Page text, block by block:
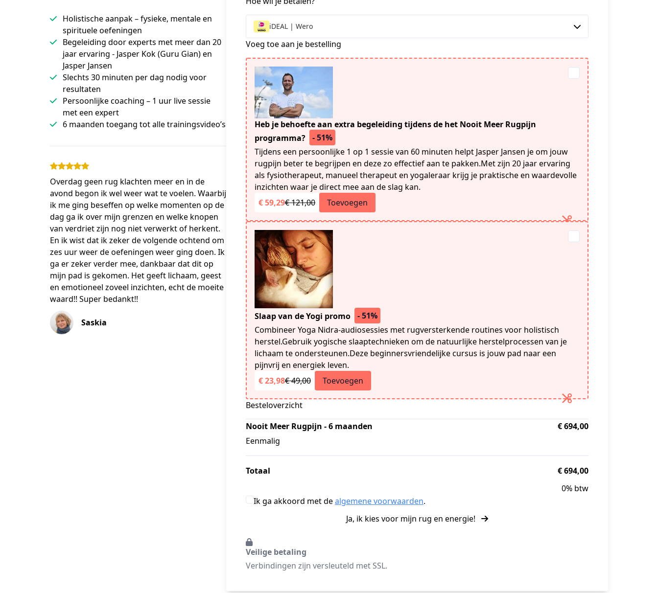
Holistische aanpak – fysieke, mentale en
spirituele oefeningen
Begeleiding door experts met meer dan 20
jaar ervaring - Jasper Kok (Guru Gian) en
Jasper Jansen
Slechts 30 minuten per dag nodig voor
resultaten
Persoonlijke coaching – 1 uur live sessie
met een expert
6 maanden toegang tot alle trainingsvideo’s
Overdag geen rug klachten meer en in de
avond begon ik wel weer wat te voelen. Waarbij
ik me ging beseffen op welke momenten op de
dag ga ik over mijn grenzen en welke knopen
van verdriet zijn nog niet verwerkt of herkent.
En ik wist dat ik zeker de volgende ochtend om
zes uur weer de oefeningen weer ging doen. Ik
ga er zeker verder mee, dankbaar dat dit op
mijn pad is gekomen. Het geeft lichaam, geest
en emotioneel zoveel inzichten, echt de moeite
waard!! Super bedankt!!
Saskia
iDEAL | Wero
Voeg toe aan je bestelling
Heb je behoefte aan extra begeleiding tijdens de het Nooit Meer Rugpijn
programma?
- 51%
⁠Tijdens een persoonlijke 1 op 1 sessie van 60 minuten helpt Jasper Jansen je om jouw
rugpijn beter te begrijpen en deze zo effectief aan te pakken.Met zijn 20 jaar ervaring
als fysiotherapeut, manueel therapeut en yogaleraar krijg je praktische en waardevolle
inzichten waar je direct mee aan de slag kan.
€ 59,29€ 121,00 Toevoegen
Slaap van de Yogi promo
- 51%
Combineer Yoga Nidra-audiosessies met rugversterkende routines voor holistisch
herstel.Gebruik yogische slaaptechnieken om de natuurlijke herstelprocessen van je
lichaam te ondersteunen.Deze beginnersvriendelijke cursus is jouw pad naar een
pijnvrij en energiek leven.
€ 23,98€ 49,00 Toevoegen
Besteloverzicht
Nooit Meer Rugpijn - 6 maanden
Eenmalig
€ 694,00
Totaal
€ 694,00
0% btw
Ik ga akkoord met dealgemene voorwaarden.
Ja, ik kies voor mijn rug en energie!
Veilige betaling
Verbindingen zijn versleuteld met SSL.